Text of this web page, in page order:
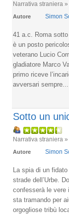
Narrativa straniera
Autore Simon
41 a.c. Roma
è un posto
veterano Lucio
gladiatore Marco
primo riceve
avversari sempre...
Sotto un
Narrativa straniera
Autore Simon
La spia di un
strade dell’Urbe.
confesserà le vere
sta tramando per
orgogliose tribù